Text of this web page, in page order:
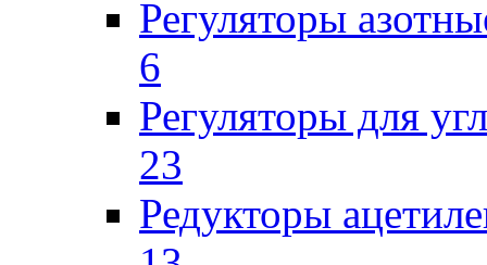
Регуляторы
6
Регуляторы для
23
Редукторы